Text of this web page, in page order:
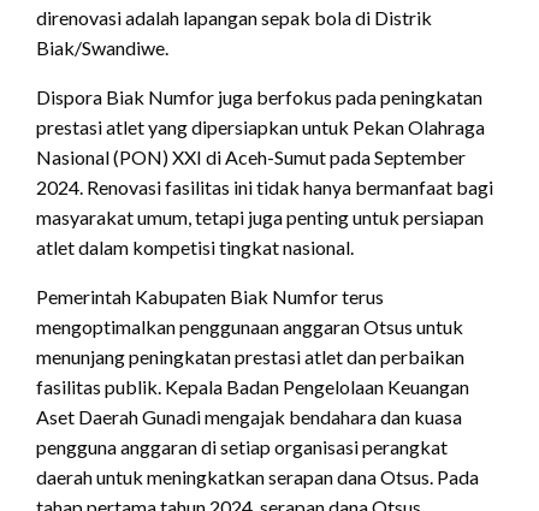
direnovasi adalah lapangan sepak bola di Distrik
Biak/Swandiwe.
Dispora Biak Numfor juga berfokus pada peningkatan
prestasi atlet yang dipersiapkan untuk Pekan Olahraga
Nasional (PON) XXI di Aceh-Sumut pada September
2024. Renovasi fasilitas ini tidak hanya bermanfaat bagi
masyarakat umum, tetapi juga penting untuk persiapan
atlet dalam kompetisi tingkat nasional.
Pemerintah Kabupaten Biak Numfor terus
mengoptimalkan penggunaan anggaran Otsus untuk
menunjang peningkatan prestasi atlet dan perbaikan
fasilitas publik. Kepala Badan Pengelolaan Keuangan
Aset Daerah Gunadi mengajak bendahara dan kuasa
pengguna anggaran di setiap organisasi perangkat
daerah untuk meningkatkan serapan dana Otsus. Pada